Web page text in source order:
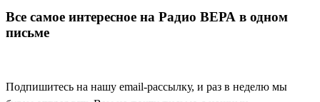
Все самое интересное на Радио ВЕРА в одном
письме
Подпишитесь на нашу email-рассылку, и раз в неделю мы